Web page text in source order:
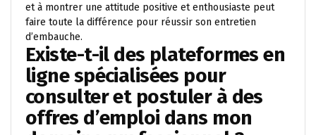
et à montrer une attitude positive et enthousiaste peut
faire toute la différence pour réussir son entretien
d’embauche.
Existe-t-il des plateformes en
ligne spécialisées pour
consulter et postuler à des
offres d’emploi dans mon